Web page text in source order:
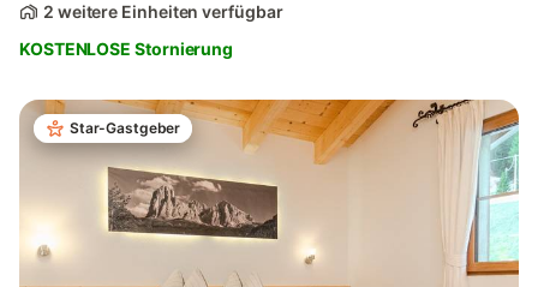
2 weitere Einheiten verfügbar
KOSTENLOSE Stornierung
Star-Gastgeber